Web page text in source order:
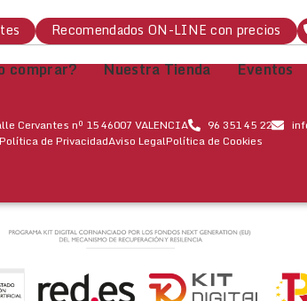
Recomendados ON-LINE con precios
comprar? Nuestra Tienda Eventos
Cervantes nº 15 46007 VALENCIA 96 351 45 22
Política de PrivacidadAviso LegalPolítica de Cookies